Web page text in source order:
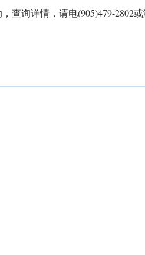
查询详情，请电(905)479-2802